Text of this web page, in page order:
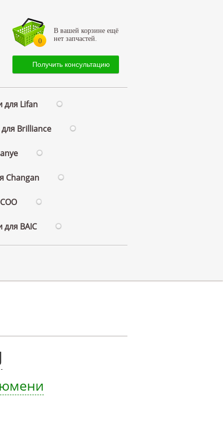
0
В вашей корзине ещё
нет запчастей.
Получить консультацию
для Lifan
Brilliance
Changan
для BAIC